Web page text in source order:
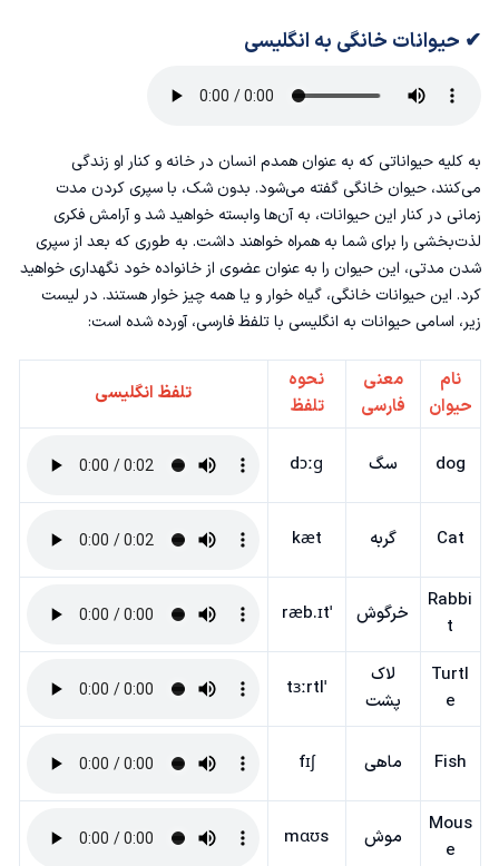
✔ حیوانات خانگی به انگلیسی
به کلیه حیواناتی که به عنوان همدم انسان در خانه و کنار او زندگی
می‌کنند، حیوان خانگی گفته می‌شود. بدون شک، با سپری کردن مدت
زمانی در کنار این حیوانات،‌ به آن‌ها وابسته خواهید شد و آرامش فکری
لذت‌بخشی را برای شما به همراه خواهند داشت. به طوری که بعد از سپری
شدن مدتی،‌ این حیوان را به عنوان عضوی از خانواده خود نگهداری خواهید
کرد. این حیوانات خانگی، گیاه خوار و یا همه چیز خوار هستند. در لیست
زیر، اسامی حیوانات به انگلیسی با تلفظ فارسی، آورده شده است:
نام
حیوان
معنی
فارسی
نحوه
تلفظ
تلفظ انگلیسی
dog سگ dɔːɡ
Cat گربه kæt
Rabbi
t
خرگوش ˈræb.ɪt
Turtl
e
لاک
پشت
ˈtɜːrtl
Fish ماهی fɪʃ
Mous
e
موش mɑʊs